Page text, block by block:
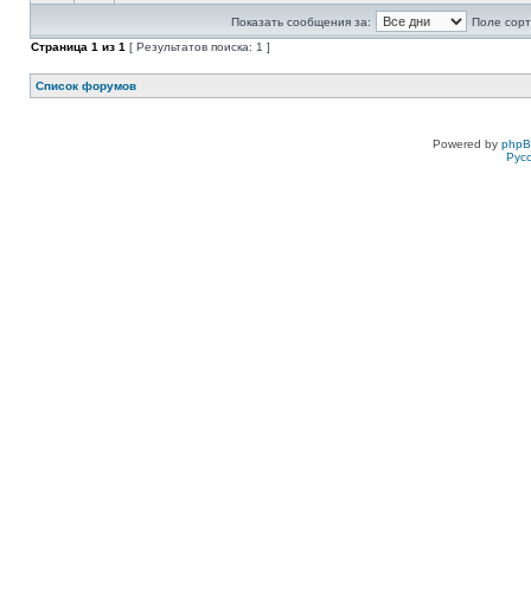
Показать сообщения за:
Поле
Страница 1 из 1 [ Результатов поиска: 1 ]
Список форумов
Powered by